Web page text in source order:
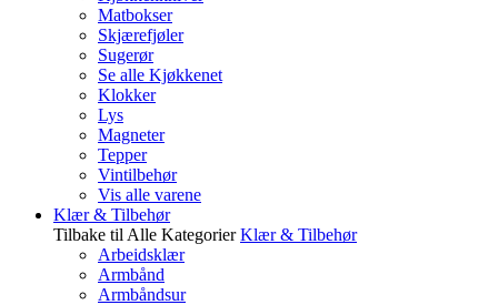
Matbokser
Skjærefjøler
Sugerør
Se alle Kjøkkenet
Klokker
Lys
Magneter
Tepper
Vintilbehør
Vis alle varene
Klær & Tilbehør
Tilbake til Alle Kategorier Klær & Tilbehør
Arbeidsklær
Armbånd
Armbåndsur